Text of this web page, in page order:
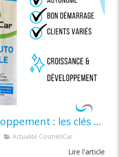
Croissance et développement : les clés de Cosméticar Volcans d’Auvergne
Actualité CosmétiCar
Lire l'article